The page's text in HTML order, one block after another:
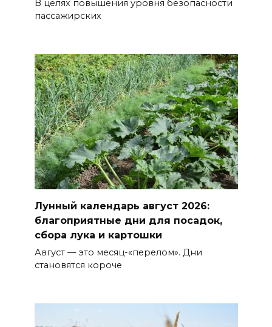
На Дону молодые врачи-
в медицинских организациях
региона
БОЛЬШЕ НОВОСТЕЙ
В целях повышения уровня безопасности
пассажирских
Лунный календарь август 2026:
благоприятные дни для посадок,
сбора лука и картошки
Август — это месяц-«перелом». Дни
становятся короче